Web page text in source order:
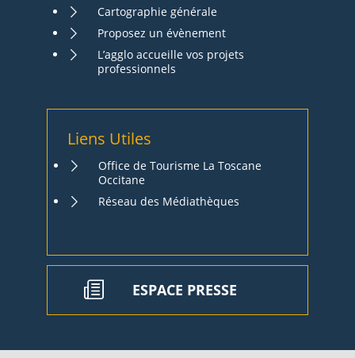
Cartographie générale
Proposez un évènement
L’agglo accueille vos projets
professionnels
Liens Utiles
Office de Tourisme La Toscane
Occitane
Réseau des Médiathèques
ESPACE PRESSE